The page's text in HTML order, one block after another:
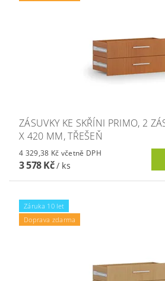
ZÁSUVKY KE SKŘÍNI PRIMO, 2
X 420 MM, TŘEŠEŇ
4 329,38 Kč včetně DPH
3 578 Kč/ ks
Záruka 10 let
Doprava zdarma